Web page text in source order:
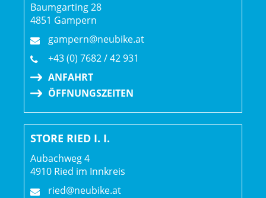
Baumgarting 28
4851 Gampern
gampern@neubike.at
+43 (0) 7682 / 42 931
ANFAHRT
ÖFFNUNGSZEITEN
STORE RIED I. I.
Aubachweg 4
4910 Ried im Innkreis
ried@neubike.at